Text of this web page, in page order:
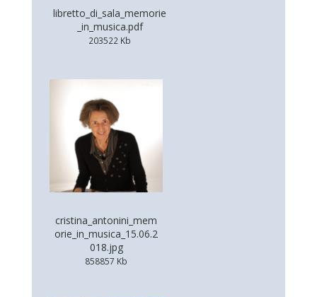
libretto_di_sala_memorie
_in_musica.pdf
203522 Kb
cristina_antonini_mem
orie_in_musica_15.06.2
018.jpg
858857 Kb